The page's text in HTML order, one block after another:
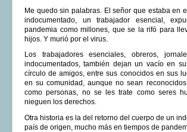
Me quedo sin palabras. El señor que estaba en
indocumentado, un trabajador esencial,
pandemia como millones, que se la rifó para
hijos. Y murió por el virus.
Los trabajadores esenciales, obreros,
indocumentados, también dejan un vacío en
círculo de amigos, entre sus conocidos en sus
en su comunidad, aunque no sean
como personas, no se les trate como seres
nieguen los derechos.
Otra historia es la del retorno del cuerpo de un
país de origen, mucho más en tiempos de